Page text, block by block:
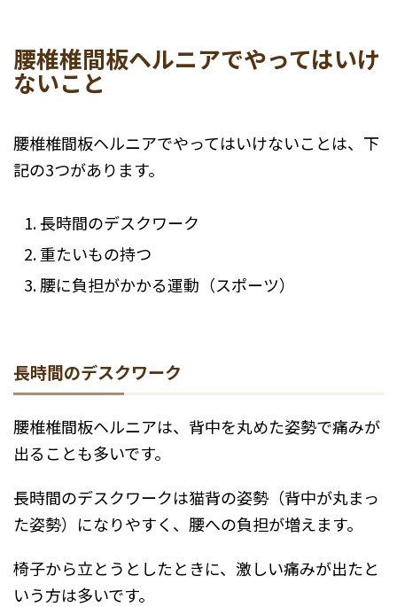
腰椎椎間板ヘルニアでやってはいけ
ないこと
腰椎椎間板ヘルニアでやってはいけないことは、下
記の3つがあります。
長時間のデスクワーク
重たいもの持つ
腰に負担がかかる運動（スポーツ）
長時間のデスクワーク
腰椎椎間板ヘルニアは、背中を丸めた姿勢で痛みが
出ることも多いです。
長時間のデスクワークは猫背の姿勢（背中が丸まっ
た姿勢）になりやすく、腰への負担が増えます。
椅子から立とうとしたときに、激しい痛みが出たと
いう方は多いです。